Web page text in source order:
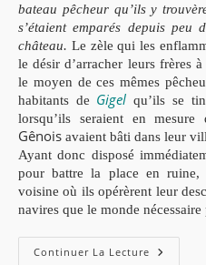
bateau pêcheur qu’ils y
s’étaient emparés depuis peu
château. Le zèle qui les
le désir d’arracher leurs frères
le moyen de ces mêmes
habitants de Gigel qu’ils se
lorsqu’ils seraient en mesure
Gênois avaient bâti dans leur
Ayant donc disposé
pour battre la place en ruine,
voisine où ils opérèrent leur
navires que le monde
Continuer La Lecture Histoire